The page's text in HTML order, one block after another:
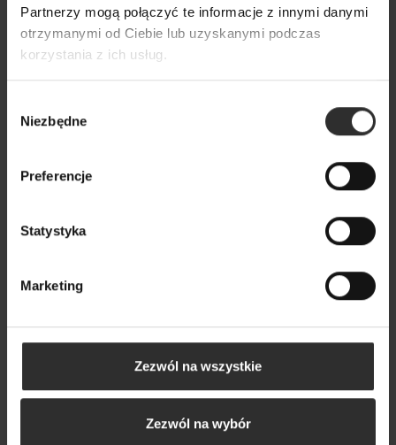
Partnerzy mogą połączyć te informacje z innymi danymi
otrzymanymi od Ciebie lub uzyskanymi podczas
korzystania z ich usług.
zgody
Niezbędne
Preferencje
Statystyka
Marketing
Zezwól na wszystkie
Zezwól na wybór
699,00 zł